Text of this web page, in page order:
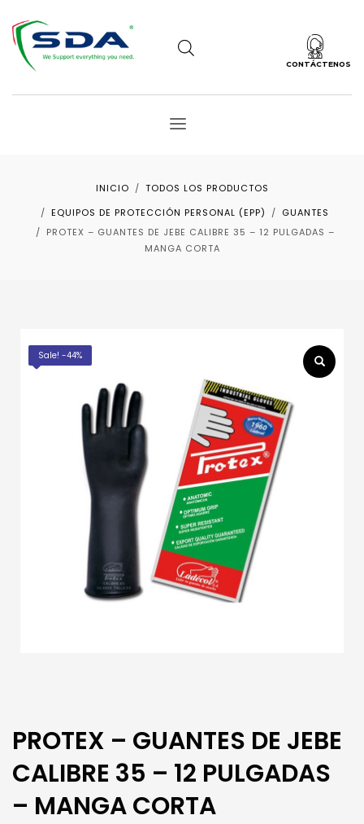
CONTÁCTENOS
INICIO
TODOS LOS PRODUCTOS
EQUIPOS DE PROTECCIÓN PERSONAL (EPP)
GUANTES
PROTEX – GUANTES DE JEBE CALIBRE 35 – 12 PULGADAS –
MANGA CORTA
Sale! -44%
PROTEX – GUANTES DE JEBE
CALIBRE 35 – 12 PULGADAS
– MANGA CORTA